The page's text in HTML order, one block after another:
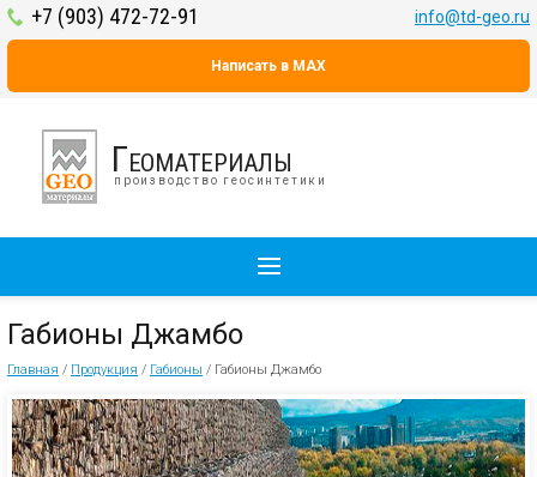
+7 (903) 472-72-91 info@td-geo.ru
Написать в MAX
Геоматериалы
производство геосинтетики
Габионы Джамбо
Главная / Продукция / Габионы / Габионы Джамбо